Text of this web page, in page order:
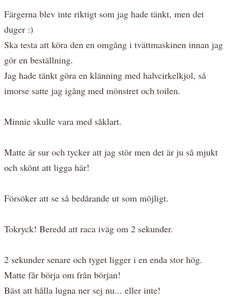
Färgerna blev inte riktigt som jag hade tänkt, men det
duger :)
Ska testa att köra den en omgång i tvättmaskinen innan jag
gör en beställning.
Jag hade tänkt göra en klänning med halvcirkelkjol, så
imorse satte jag igång med mönstret och toilen.
Minnie skulle vara med såklart.
Matte är sur och tycker att jag stör men det är ju så mjukt
och skönt att ligga här!
Försöker att se så bedårande ut som möjligt.
Tokryck! Beredd att raca iväg om 2 sekunder.
2 sekunder senare och tyget ligger i en enda stor hög.
Matte får börja om från början!
Bäst att hålla lugna ner sej nu... eller inte!